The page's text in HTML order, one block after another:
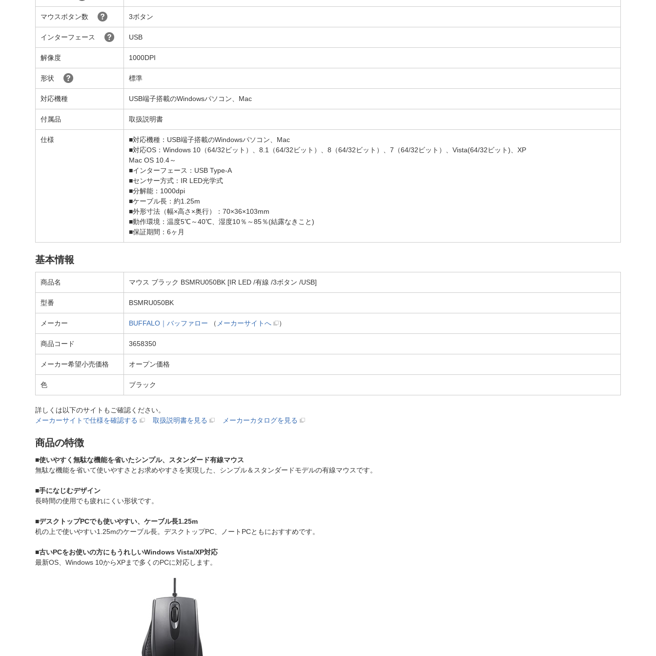
マウスボタン数 3ボタン
インターフェース USB
解像度 1000DPI
形状 標準
対応機種 USB端子搭載のWindowsパソコン、Mac
付属品 取扱説明書
仕様
■対応機種：USB端子搭載のWindowsパソコン、Mac
■対応OS：Windows 10（64/32ビット）、8.1（64/32ビット）、8（64/32ビット）、7（64/32ビット）、Vista(64/32ビット)、XP
Mac OS 10.4～
■インターフェース：USB Type-A
■センサー方式：IR LED光学式
■分解能：1000dpi
■ケーブル長：約1.25m
■外形寸法（幅×高さ×奥行）：70×36×103mm
■動作環境：温度5℃～40℃、湿度10％～85％(結露なきこと)
■保証期間：6ヶ月
基本情報
商品名 マウス ブラック BSMRU050BK [IR LED /有線 /3ボタン /USB]
型番 BSMRU050BK
メーカー BUFFALO｜バッファロー （ メーカーサイトへ ）
商品コード 3658350
メーカー希望小売価格 オープン価格
色 ブラック
詳しくは以下のサイトもご確認ください。
メーカーサイトで仕様を確認する
取扱説明書を見る メーカーカタログを見る
商品の特徴
■使いやすく無駄な機能を省いたシンプル、スタンダード有線マウス
無駄な機能を省いて使いやすさとお求めやすさを実現した、シンプル＆スタンダードモデルの有線マウスです。
■手になじむデザイン
長時間の使用でも疲れにくい形状です。
■デスクトップPCでも使いやすい、ケーブル長1.25m
机の上で使いやすい1.25mのケーブル長。デスクトップPC、ノートPCともにおすすめです。
■古いPCをお使いの方にもうれしいWindows Vista/XP対応
最新OS、Windows 10からXPまで多くのPCに対応します。